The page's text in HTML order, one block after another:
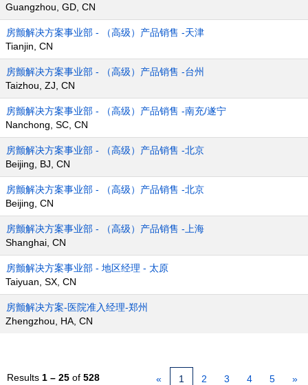
Guangzhou, GD, CN
房颤解决方案事业部 - （高级）产品销售 -天津
Tianjin, CN
房颤解决方案事业部 - （高级）产品销售 -台州
Taizhou, ZJ, CN
房颤解决方案事业部 - （高级）产品销售 -南充/遂宁
Nanchong, SC, CN
房颤解决方案事业部 - （高级）产品销售 -北京
Beijing, BJ, CN
房颤解决方案事业部 - （高级）产品销售 -北京
Beijing, CN
房颤解决方案事业部 - （高级）产品销售 -上海
Shanghai, CN
房颤解决方案事业部 - 地区经理 - 太原
Taiyuan, SX, CN
房颤解决方案-医院准入经理-郑州
Zhengzhou, HA, CN
Results 1 – 25 of 528 « 1 2 3 4 5 »